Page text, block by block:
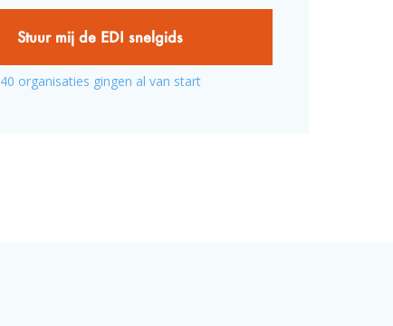
Stuur mij de EDI snelgids
40 organisaties gingen al van start